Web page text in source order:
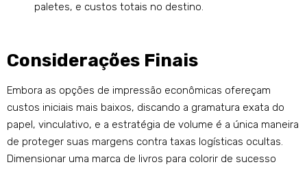
paletes, e custos totais no destino.
Considerações Finais
Embora as opções de impressão econômicas ofereçam
custos iniciais mais baixos, discando a gramatura exata do
papel, vinculativo, e a estratégia de volume é a única maneira
de proteger suas margens contra taxas logísticas ocultas.
Dimensionar uma marca de livros para colorir de sucesso